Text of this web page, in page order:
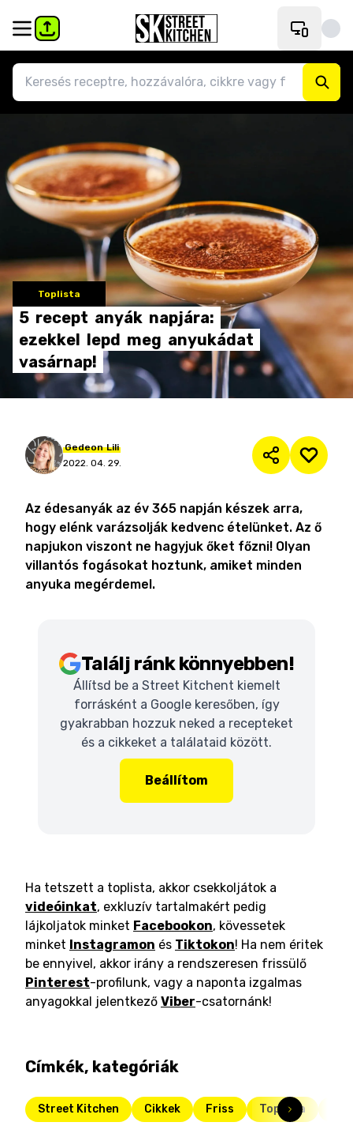
Toplista
5 recept anyák napjára:
ezekkel lepd meg anyukádat
vasárnap!
Gedeon Lili
2022. 04. 29.
Az édesanyák az év 365 napján készek arra,
hogy elénk varázsolják kedvenc ételünket. Az ő
napjukon viszont ne hagyjuk őket főzni! Olyan
villantós fogásokat hoztunk, amiket minden
anyuka megérdemel.
Találj ránk könnyebben!
Állítsd be a Street Kitchent kiemelt
forrásként a Google keresőben, így
gyakrabban hozzuk neked a recepteket
és a cikkeket a találataid között.
Beállítom
Ha tetszett a toplista, akkor csekkoljátok a
videóinkat, exkluzív tartalmakért pedig
lájkoljatok minket Facebookon, kövessetek
minket Instagramon és Tiktokon! Ha nem éritek
be ennyivel, akkor irány a rendszeresen frissülő
Pinterest-profilunk, vagy a naponta izgalmas
anyagokkal jelentkező Viber-csatornánk!
Címkék, kategóriák
Street Kitchen Cikkek Friss Toplista